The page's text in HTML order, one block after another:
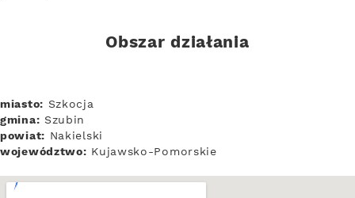
Obszar działania
miasto: Szkocja
gmina: Szubin
powiat: Nakielski
województwo: Kujawsko-Pomorskie